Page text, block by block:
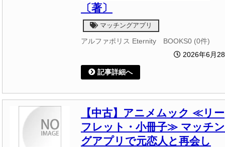
〔著〕
マッチングアプリ
アルファポリス Eternity BOOKS0 (0件)
2026年6月
記事詳細へ
【中古】アニメムック ≪リー
フレット・小冊子≫ マッチン
グアプリで元恋人と再会し